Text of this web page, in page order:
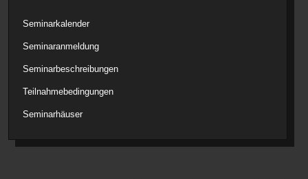
Seminarkalender
Seminaranmeldung
Seminarbeschreibungen
Teilnahmebedingungen
Seminarhäuser